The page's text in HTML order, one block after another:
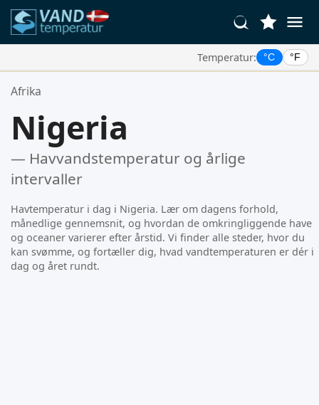
Temperatur: °C °F
Dine Foretrukne Steder:
Afrika
Nigeria
— Havvandstemperatur og årlige
intervaller
Havtemperatur i dag i Nigeria. Lær om dagens forhold,
månedlige gennemsnit, og hvordan de omkringliggende have
og oceaner varierer efter årstid. Vi finder alle steder, hvor du
kan svømme, og fortæller dig, hvad vandtemperaturen er dér i
dag og året rundt.